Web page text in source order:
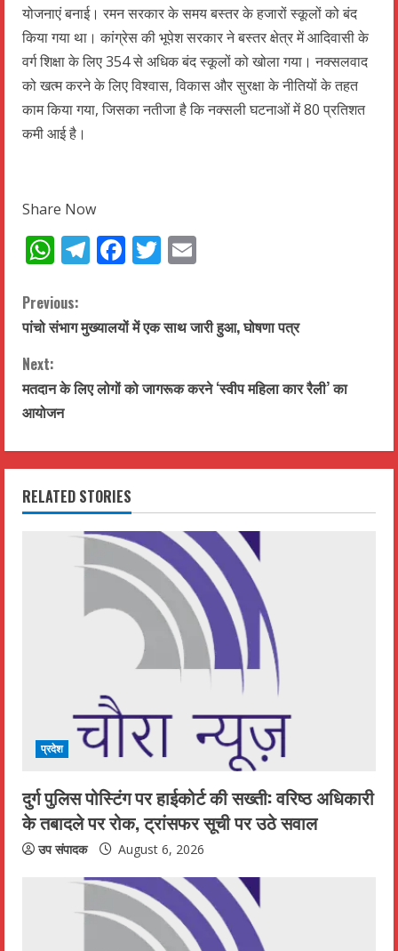
योजनाएं बनाई। रमन सरकार के समय बस्तर के हजारों स्कूलों को बंद
किया गया था। कांग्रेस की भूपेश सरकार ने बस्तर क्षेत्र में आदिवासी के
वर्ग शिक्षा के लिए 354 से अधिक बंद स्कूलों को खोला गया। नक्सलवाद
को खत्म करने के लिए विश्वास, विकास और सुरक्षा के नीतियों के तहत
काम किया गया, जिसका नतीजा है कि नक्सली घटनाओं में 80 प्रतिशत
कमी आई है।
Share Now
WhatsApp
Telegram
Facebook
Twitter
C
o
n
t
i
n
n
g
Previous:
पांचो संभाग मुख्यालयों में एक साथ जारी हुआ, घोषणा पत्र
Next:
मतदान के लिए लोगों को जागरूक करने ‘स्वीप महिला कार रैली’ का
आयोजन
RELATED STORIES
प्रदेश
दुर्ग पुलिस पोस्टिंग पर हाईकोर्ट की सख्ती: वरिष्ठ अधिकारी
के तबादले पर रोक, ट्रांसफर सूची पर उठे सवाल
उप संपादक August 6, 2026